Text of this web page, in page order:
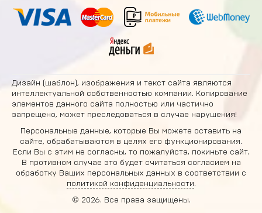
Дизайн (шаблон), изображения и текст сайта являются
интеллектуальной собственностью компании. Копирование
элементов данного сайта полностью или частично
запрещено, может преследоваться в случае нарушения!
Персональные данные, которые Вы можете оставить на
сайте, обрабатываются в целях его функционирования.
Если Вы с этим не согласны, то пожалуйста, покиньте сайт.
В противном случае это будет считаться согласием на
обработку Ваших персональных данных в соответствии с
политикой конфиденциальности.
© 2026. Все права защищены.